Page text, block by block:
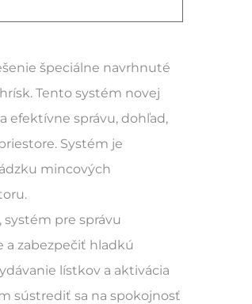
špeciálne navrhnuté
Tento systém novej
efektívne správu, dohľad,
Systém je
mincových
pre správu
a zabezpečiť hladkú
lístkov a aktivácia
sústrediť sa na spokojnosť